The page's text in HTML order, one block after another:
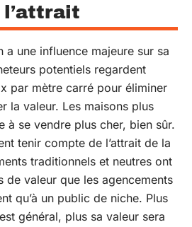
a une influence majeure sur sa
potentiels regardent
par mètre carré pour éliminer
la valeur. Les maisons plus
à se vendre plus cher, bien sûr.
tenir compte de l’attrait de la
traditionnels et neutres ont
de valeur que les agencements
qu’à un public de niche. Plus
général, plus sa valeur sera